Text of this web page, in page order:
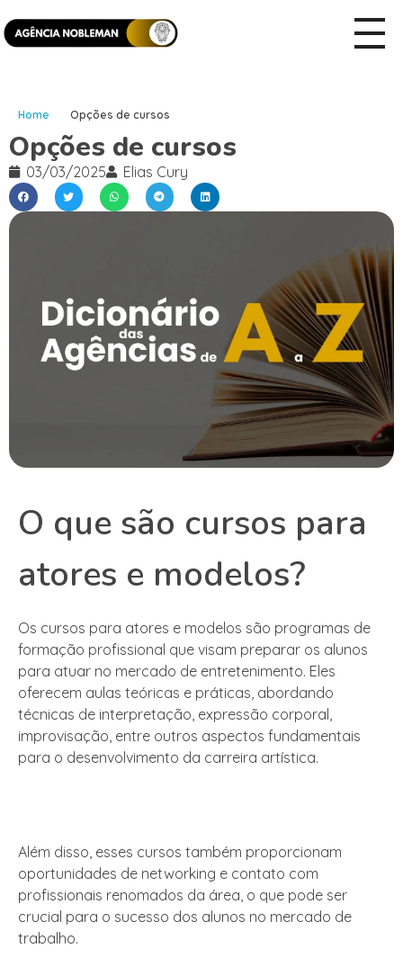
Home Opções de cursos
Opções de cursos
03/03/2025 Elias Cury
O que são cursos para
atores e modelos?
Os cursos para atores e modelos são programas de
formação profissional que visam preparar os alunos
para atuar no mercado de entretenimento. Eles
oferecem aulas teóricas e práticas, abordando
técnicas de interpretação, expressão corporal,
improvisação, entre outros aspectos fundamentais
para o desenvolvimento da carreira artística.
Além disso, esses cursos também proporcionam
oportunidades de networking e contato com
profissionais renomados da área, o que pode ser
crucial para o sucesso dos alunos no mercado de
trabalho.